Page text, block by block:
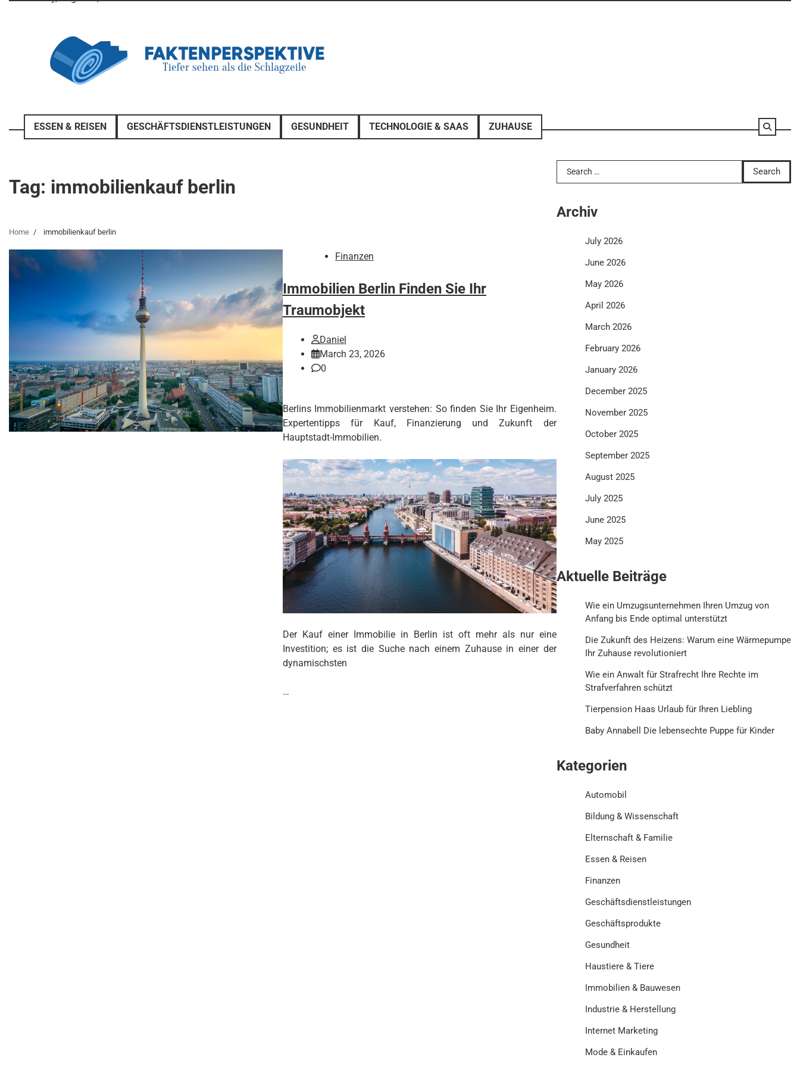
ESSEN & REISEN GESCHÄFTSDIENSTLEISTUNGEN GESUNDHEIT TECHNOLOGIE & SAAS ZUHAUSE
Tag: immobilienkauf berlin
Home immobilienkauf berlin
Finanzen
Immobilien Berlin Finden Sie Ihr
Traumobjekt
Daniel
March 23, 2026
0
Berlins Immobilienmarkt verstehen: So finden Sie Ihr Eigenheim.
Expertentipps für Kauf, Finanzierung und Zukunft der
Hauptstadt-Immobilien.
Der Kauf einer Immobilie in Berlin ist oft mehr als nur eine
Investition; es ist die Suche nach einem Zuhause in einer der
dynamischsten
…
Search
for:
Archiv
July 2026
June 2026
May 2026
April 2026
March 2026
February 2026
January 2026
December 2025
November 2025
October 2025
September 2025
August 2025
July 2025
June 2025
May 2025
Aktuelle Beiträge
Wie ein Umzugsunternehmen Ihren Umzug von
Anfang bis Ende optimal unterstützt
Die Zukunft des Heizens: Warum eine Wärmepumpe
Ihr Zuhause revolutioniert
Wie ein Anwalt für Strafrecht Ihre Rechte im
Strafverfahren schützt
Tierpension Haas Urlaub für Ihren Liebling
Baby Annabell Die lebensechte Puppe für Kinder
Kategorien
Automobil
Bildung & Wissenschaft
Elternschaft & Familie
Essen & Reisen
Finanzen
Geschäftsdienstleistungen
Geschäftsprodukte
Gesundheit
Haustiere & Tiere
Immobilien & Bauwesen
Industrie & Herstellung
Internet Marketing
Mode & Einkaufen